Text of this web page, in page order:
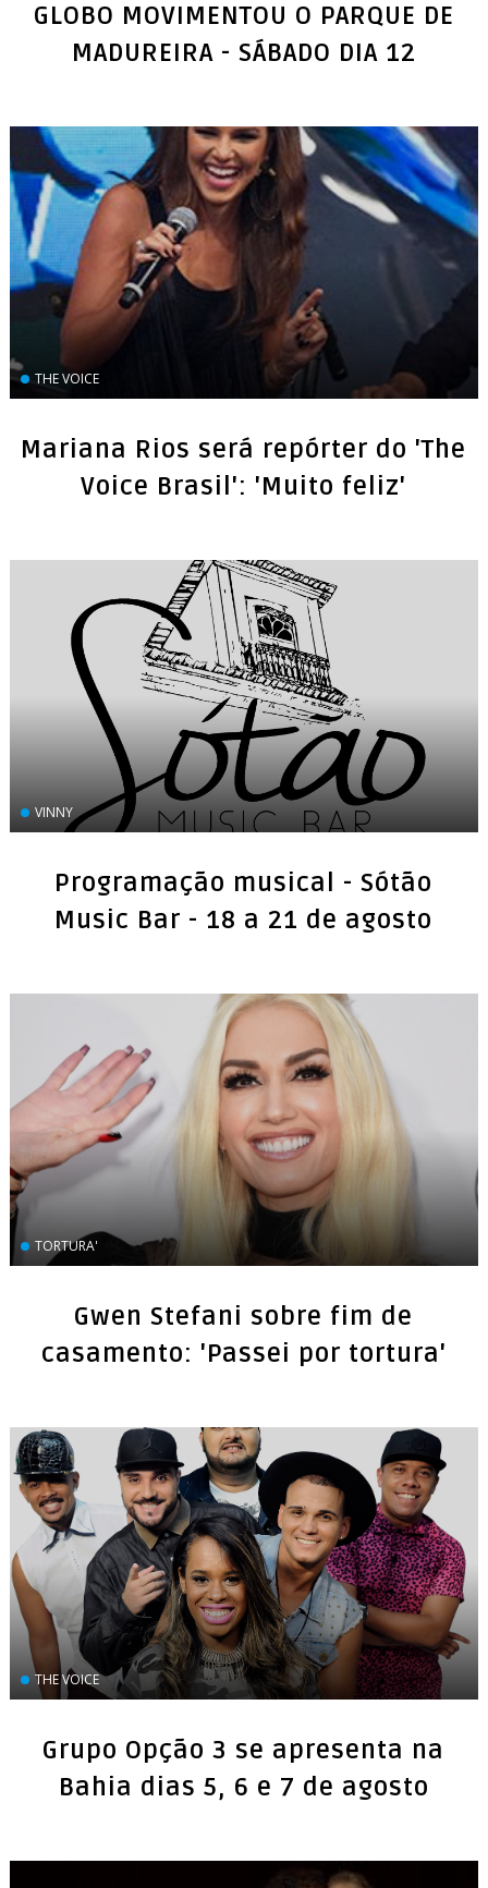
GLOBO MOVIMENTOU O PARQUE DE
MADUREIRA - SÁBADO DIA 12
THE VOICE
Mariana Rios será repórter do 'The
Voice Brasil': 'Muito feliz'
VINNY
Programação musical - Sótão
TORTURA'
Gwen Stefani sobre fim de
casamento: 'Passei por tortura'
THE VOICE
Grupo Opção 3 se apresenta na